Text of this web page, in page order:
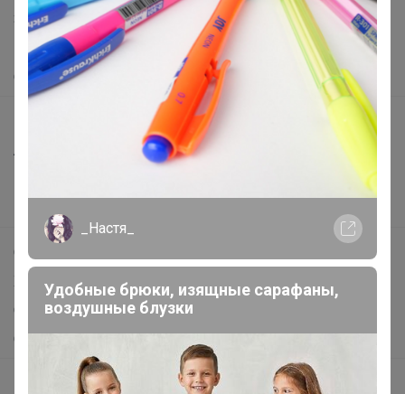
Защита покупателя
Помощь
О нас
Анонсы
Самое выгодное
Хиты продаж
Самое желанное
Самое быстрое
Начать зарабатывать с 24-ok
_Настя_
Удобные брюки, изящные сарафаны,
воздушные блузки